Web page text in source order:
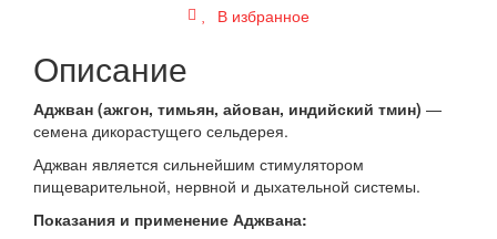
В избранное
Описание
Аджван (ажгон, тимьян, айован, индийский тмин) —
семена дикорастущего сельдерея.
Аджван является сильнейшим стимулятором
пищеварительной, нервной и дыхательной системы.
Показания и применение Аджвана: